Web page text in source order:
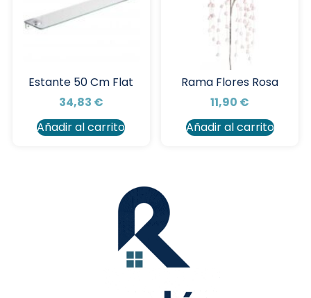
Estante 50 Cm Flat
34,83 €
Añadir al carrito
Rama Flores Rosa
11,90 €
Añadir al carrito